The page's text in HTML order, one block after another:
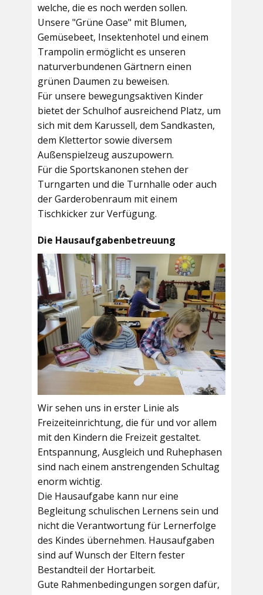
welche, die es noch werden sollen.
Unsere "Grüne Oase" mit Blumen,
Gemüsebeet, Insektenhotel und einem
Trampolin ermöglicht es unseren
naturverbundenen Gärtnern einen
grünen Daumen zu beweisen.
Für unsere bewegungsaktiven Kinder
bietet derSchulhofausreichend Platz, um
sich mit dem Karussell, dem Sandkasten,
dem Klettertor sowie diversem
Außenspielzeug auszupowern.
Für die Sportskanonen stehen der
Turngarten und die Turnhalle oder auch
derGarderobenraum mit einem
Tischkicker zur Verfügung.
Die Hausaufgabenbetreuung
Wir sehen uns in erster Linie als
Freizeiteinrichtung, die für und vor allem
mit den Kindern die Freizeit gestaltet.
Entspannung, Ausgleich und Ruhephasen
sind nach einem anstrengenden Schultag
enorm wichtig.
Die Hausaufgabe kann nur eine
Begleitung schulischen Lernens sein und
nicht die Verantwortung für Lernerfolge
des Kindes übernehmen. Hausaufgaben
sind auf Wunsch der Eltern fester
Bestandteil der Hortarbeit.
Gute Rahmenbedingungen sorgen dafür,